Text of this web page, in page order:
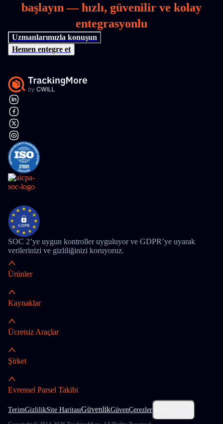
başlayın — hızlı, güvenilir ve kolay
entegrasyonlu
Uzmanlarımızla konuşun
Hemen entegre et
SOC 2’ye uygun kontroller uyguluyor ve GDPR’ye uyarak
verilerinizi ve gizliliğinizi koruyoruz.
Ürünler
Kaynaklar
Ücretsiz Araçlar
Şirket
Evrensel Parsel Takibi
TerimGizlilikSite HaritasıGüvenlikGüvenÇerezler